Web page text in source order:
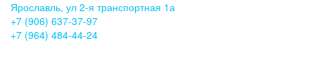
Ярославль, ул 2-я транспортная 1а
+7 (906) 637-37-97
+7 (964) 484-44-24